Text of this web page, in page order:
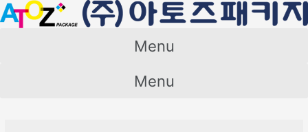
콘
텐
Menu
Menu